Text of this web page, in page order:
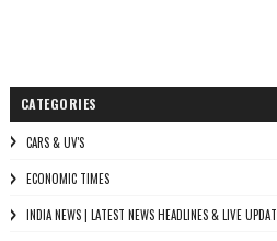
CATEGORIES
CARS & UV'S
ECONOMIC TIMES
INDIA NEWS | LATEST NEWS HEADLINES & LIVE